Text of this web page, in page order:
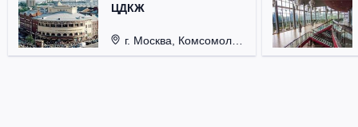
ЦДКЖ
г. Москва, Комсомольская пл., д. 4.